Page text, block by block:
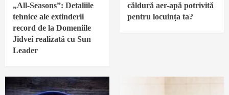
„All-Seasons”: Detaliile
tehnice ale extinderii
record de la Domeniile
Jidvei realizată cu Sun
Leader
căldură aer-apă potrivită
pentru locuința ta?